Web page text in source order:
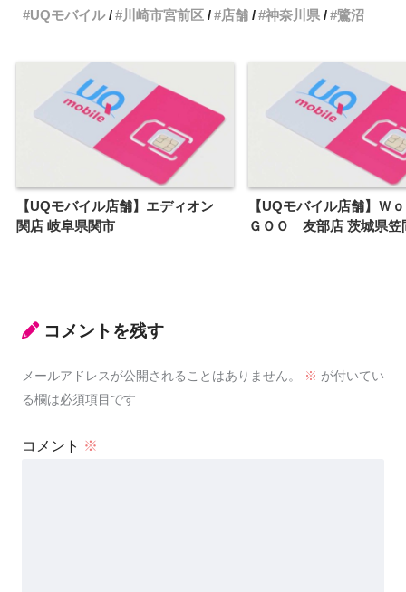
UQモバイル
川崎市宮前区 店舗 神奈川県 鷺沼
【UQモバイル店舗】エディオン
関店 岐阜県関市
【UQモバイル店舗】Ｗ
ＧＯＯ 友部店 茨城県笠
コメントを残す
メールアドレスが公開されることはありません。 ※ が付いてい
る欄は必須項目です
コメント ※